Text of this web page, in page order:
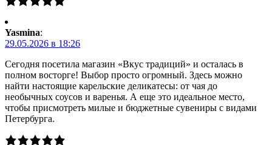
Yasmina:
29.05.2026 в 18:26
Сегодня посетила магазин «Вкус традиций» и осталась в
полном восторге! Выбор просто огромный. Здесь можно
найти настоящие карельские деликатесы: от чая до
необычных соусов и варенья. А еще это идеальное место,
чтобы присмотреть милые и бюджетные сувениры с видами
Петербурга.